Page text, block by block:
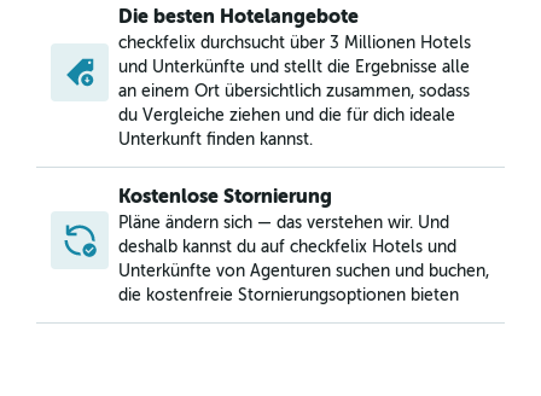
Die besten Hotelangebote
checkfelix durchsucht über 3 Millionen Hotels
und Unterkünfte und stellt die Ergebnisse alle
an einem Ort übersichtlich zusammen, sodass
du Vergleiche ziehen und die für dich ideale
Unterkunft finden kannst.
Kostenlose Stornierung
Pläne ändern sich — das verstehen wir. Und
deshalb kannst du auf checkfelix Hotels und
Unterkünfte von Agenturen suchen und buchen,
die kostenfreie Stornierungsoptionen bieten